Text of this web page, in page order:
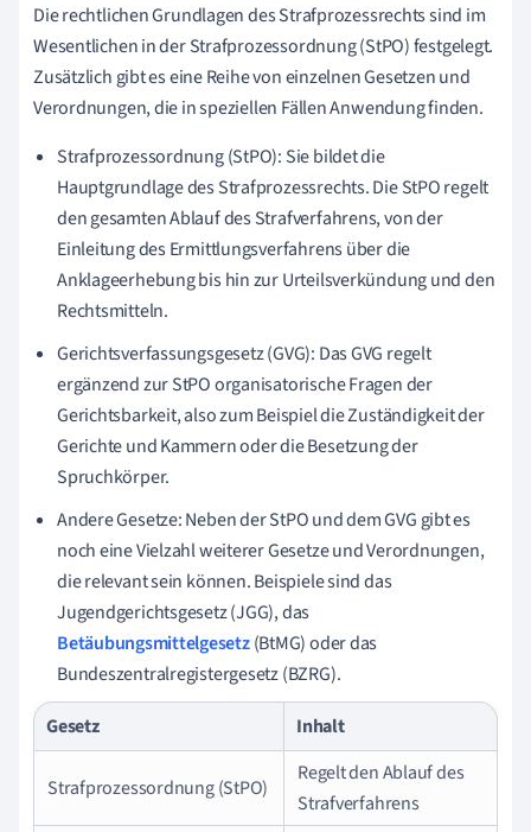
Die rechtlichen Grundlagen des Strafprozessrechts sind im
Wesentlichen in der Strafprozessordnung (StPO) festgelegt.
Zusätzlich gibt es eine Reihe von einzelnen Gesetzen und
Verordnungen, die in speziellen Fällen Anwendung finden.
Strafprozessordnung (StPO): Sie bildet die
Hauptgrundlage des Strafprozessrechts. Die StPO regelt
den gesamten Ablauf des Strafverfahrens, von der
Einleitung des Ermittlungsverfahrens über die
Anklageerhebung bis hin zur Urteilsverkündung und den
Rechtsmitteln.
Gerichtsverfassungsgesetz (GVG): Das GVG regelt
ergänzend zur StPO organisatorische Fragen der
Gerichtsbarkeit, also zum Beispiel die Zuständigkeit der
Gerichte und Kammern oder die Besetzung der
Spruchkörper.
Andere Gesetze: Neben der StPO und dem GVG gibt es
noch eine Vielzahl weiterer Gesetze und Verordnungen,
die relevant sein können. Beispiele sind das
Jugendgerichtsgesetz (JGG), das
Betäubungsmittelgesetz(BtMG) oder das
Bundeszentralregistergesetz (BZRG).
Gesetz
Inhalt
Strafprozessordnung (StPO)
Regelt den Ablauf des
Strafverfahrens